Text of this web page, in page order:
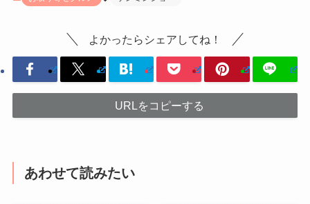
よかったらシェアしてね！
URLをコピーする
あわせて読みたい